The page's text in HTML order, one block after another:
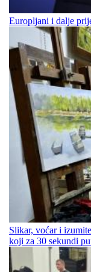
Europljani i dalje
Slikar, voćar i
koji za 30 sekundi